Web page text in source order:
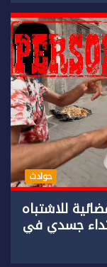
حوادث
للاشتباه
جسدي في